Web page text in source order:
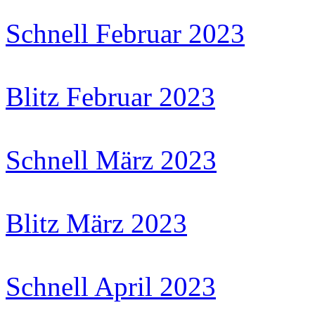
Schnell Februar 2023
Blitz Februar 2023
Schnell März 2023
Blitz März 2023
Schnell April 2023